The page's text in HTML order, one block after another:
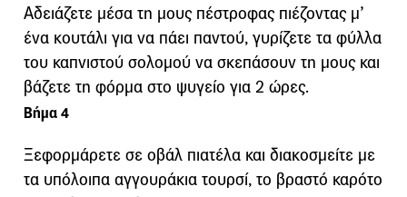
Αδειάζετε μέσα τη μους πέστροφας πιέζοντας μ’
ένα κουτάλι για να πάει παντού, γυρίζετε τα φύλλα
του καπνιστού σολομού να σκεπάσουν τη μους και
βάζετε τη φόρμα στο ψυγείο για 2 ώρες.
Βήμα 4
Ξεφορμάρετε σε οβάλ πιατέλα και διακοσμείτε με
τα υπόλοιπα αγγουράκια τουρσί, το βραστό καρότο